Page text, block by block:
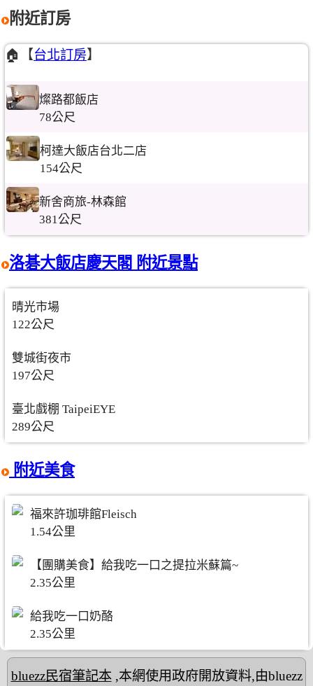
附近訂房
🏠【台北訂房】
燦路都飯店
78公尺
柯達大飯店台北二店
154公尺
新舍商旅-林森館
381公尺
洛碁大飯店慶天閣 附近景點
晴光市場
122公尺
雙城街夜市
197公尺
臺北戲棚 TaipeiEYE
289公尺
附近美食
福來許珈琲館Fleisch
1.54公里
【團購美食】給我吃一口之提拉米蘇篇~
2.35公里
給我吃一口奶酪
2.35公里
bluezz民宿筆記本,本網使用政府開放資料,由bluezz